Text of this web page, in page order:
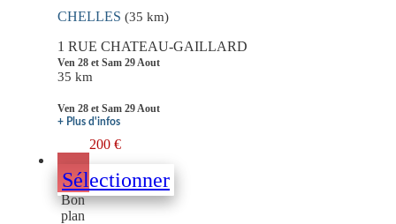
CHELLES (35 km)
1 RUE CHATEAU-GAILLARD
Ven 28 et Sam 29 Aout
35 km
Ven 28 et Sam 29 Aout
+ Plus d'infos
200 €
Sélectionner
Bon
plan